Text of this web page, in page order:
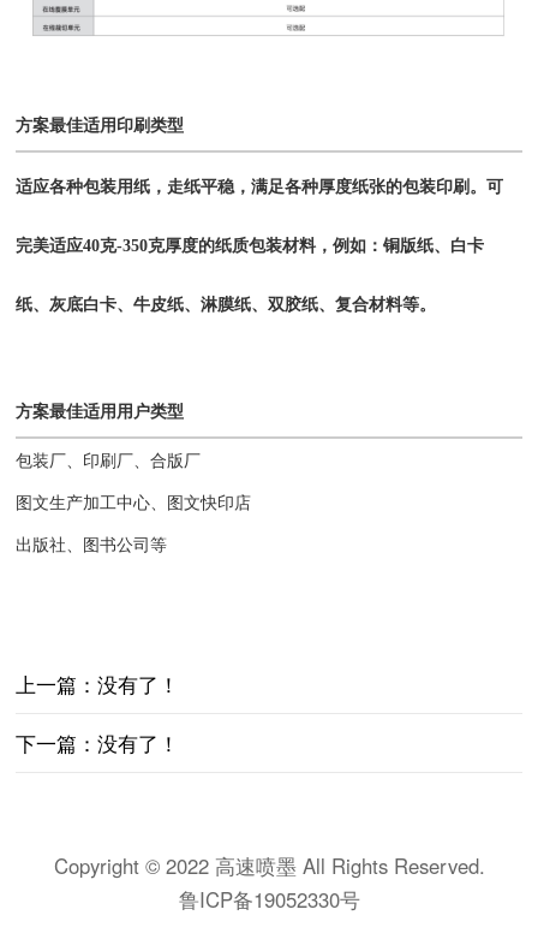
方案最佳适用印刷类型
适应各种包装用纸，走纸平稳，满足各种厚度纸张的包装印刷。可
完美适应40克-350克厚度的纸质包装材料，例如：铜版纸、白卡
纸、灰底白卡、牛皮纸、淋膜纸、双胶纸、复合材料等。
方案最佳适用用户类型
包装厂、印刷厂、合版厂
图文生产加工中心、图文快印店
出版社、图书公司等
上一篇：没有了！
下一篇：没有了！
Copyright © 2022 高速喷墨 All Rights Reserved.
鲁ICP备19052330号